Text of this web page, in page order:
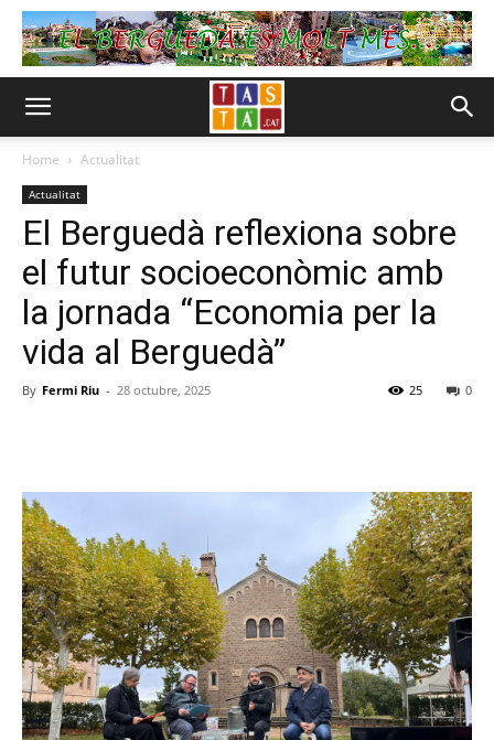
Home Actualitat
Actualitat
El Berguedà reflexiona sobre
el futur socioeconòmic amb
la jornada “Economia per la
vida al Berguedà”
By Fermi Riu - 28 octubre, 2025 0
25